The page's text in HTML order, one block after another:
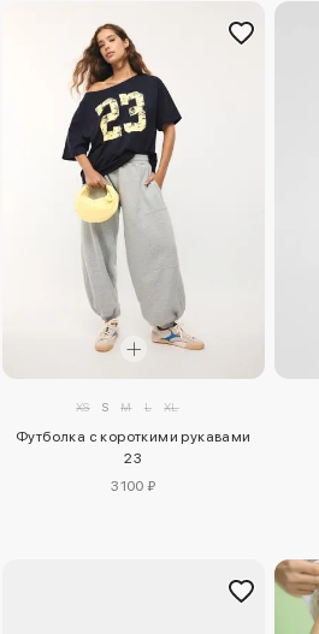
XS S M L XL
Футболка с короткими рукавами
23
3100 ₽